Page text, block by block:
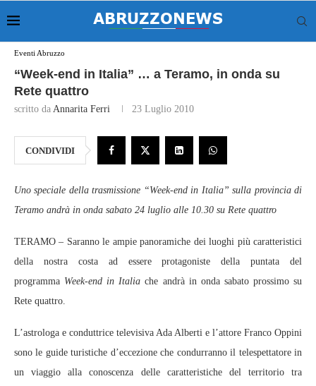
Eventi Abruzzo
“Week-end in Italia” … a Teramo, in onda su
Rete quattro
scritto da Annarita Ferri 23 Luglio 2010
CONDIVIDI
Uno speciale della trasmissione “Week-end in Italia” sulla provincia di
Teramo andrà in onda sabato 24 luglio alle 10.30 su Rete quattro
TERAMO – Saranno le ampie panoramiche dei luoghi più caratteristici
della nostra costa ad essere protagoniste della puntata del
programma Week-end in Italiache andrà in onda sabato prossimo su
Rete quattro.
L’astrologa e conduttrice televisiva Ada Alberti e l’attore Franco Oppini
sono le guide turistiche d’eccezione che condurranno il telespettatore in
un viaggio alla conoscenza delle caratteristiche del territorio tra